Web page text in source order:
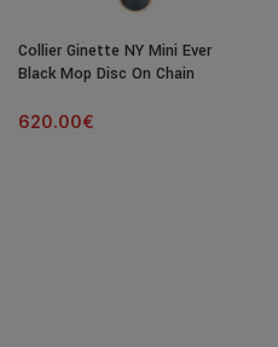
Collier Ginette NY Mini Ever
Black Mop Disc On Chain
620.00€